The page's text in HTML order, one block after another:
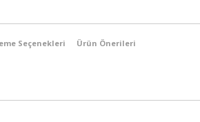
Seçenekleri Ürün Önerileri